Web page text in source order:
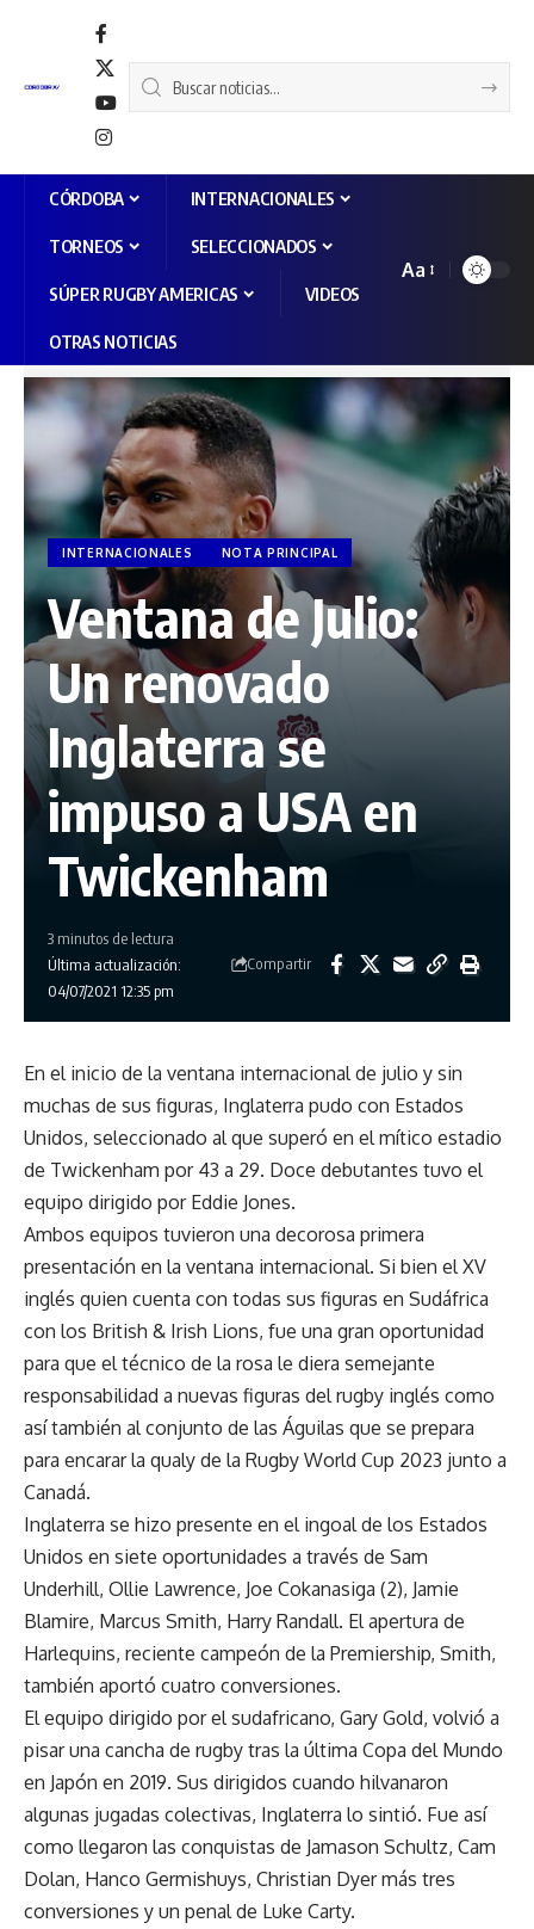
CÓRDOBA INTERNACIONALES
TORNEOS SELECCIONADOS
SÚPER RUGBY AMERICAS VIDEOS
OTRAS NOTICIAS
Aa
INTERNACIONALES NOTA PRINCIPAL
Ventana de Julio:
Un renovado
Inglaterra se
impuso a USA en
Twickenham
Última actualización:
04/07/2021 12:35 pm
3 minutos de lectura
Compartir
En el inicio de la ventana internacional de julio y sin
muchas de sus figuras, Inglaterra pudo con Estados
Unidos, seleccionado al que superó en el mítico estadio
de Twickenham por 43 a 29. Doce debutantes tuvo el
equipo dirigido por Eddie Jones.
Ambos equipos tuvieron una decorosa primera
presentación en la ventana internacional. Si bien el XV
inglés quien cuenta con todas sus figuras en Sudáfrica
con los British & Irish Lions, fue una gran oportunidad
para que el técnico de la rosa le diera semejante
responsabilidad a nuevas figuras del rugby inglés como
así también al conjunto de las Águilas que se prepara
para encarar la qualy de la Rugby World Cup 2023 junto a
Canadá.
Inglaterra se hizo presente en el ingoal de los Estados
Unidos en siete oportunidades a través de Sam
Underhill, Ollie Lawrence, Joe Cokanasiga (2), Jamie
Blamire, Marcus Smith, Harry Randall. El apertura de
Harlequins, reciente campeón de la Premiership, Smith,
también aportó cuatro conversiones.
El equipo dirigido por el sudafricano, Gary Gold, volvió a
pisar una cancha de rugby tras la última Copa del Mundo
en Japón en 2019. Sus dirigidos cuando hilvanaron
algunas jugadas colectivas, Inglaterra lo sintió. Fue así
como llegaron las conquistas de Jamason Schultz, Cam
Dolan, Hanco Germishuys, Christian Dyer más tres
conversiones y un penal de Luke Carty.